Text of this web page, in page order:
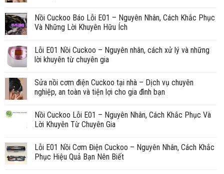
Nồi Cuckoo Báo Lỗi E01 – Nguyên Nhân, Cách Khắc Phục
Và Những Lời Khuyên Hữu Ích
Lỗi E01 Nồi Cuckoo – Nguyên nhân, cách xử lý và những
lời khuyên từ chuyên gia
Sửa nồi cơm điện Cuckoo tại nhà – Dịch vụ chuyên
nghiệp, an toàn và tiện lợi cho gia đình bạn
Nồi Cuckoo Lỗi E01 – Nguyên Nhân, Cách Khắc Phục Và
Lời Khuyên Từ Chuyên Gia
Lỗi E01 Nồi Cơm Điện Cuckoo – Nguyên Nhân, Cách Khắc
Phục Hiệu Quả Bạn Nên Biết